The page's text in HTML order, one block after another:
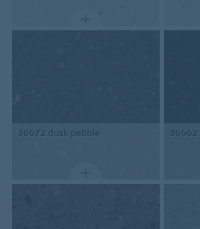
36672 dusk pebble 36662